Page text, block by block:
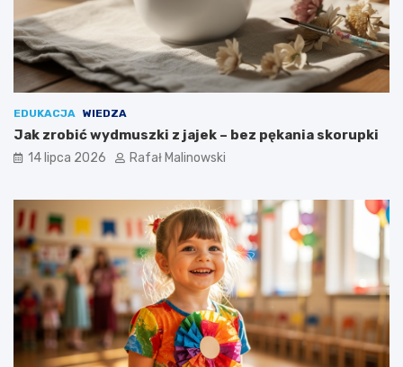
EDUKACJA WIEDZA
Jak zrobić wydmuszki z jajek – bez pękania skorupki
14 lipca 2026 Rafał Malinowski